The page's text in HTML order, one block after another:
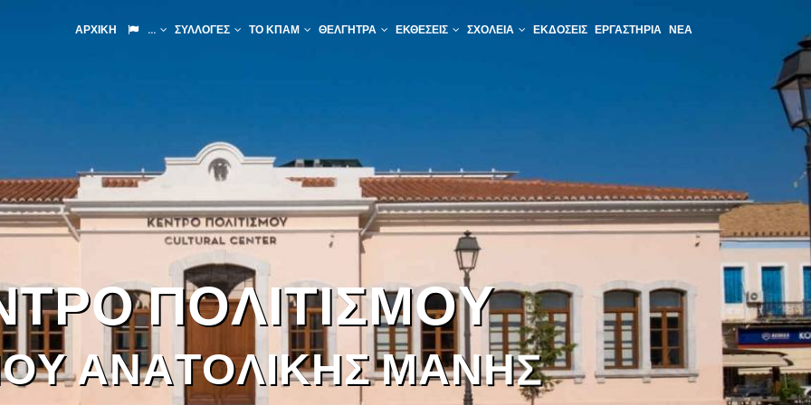
ΑΡΧΙΚΉ ... ΣΥΛΛΟΓΈΣ ΤΟ ΚΠΑΜ ΘΈΛΓΗΤΡΑ ΕΚΘΈΣΕΙΣ ΣΧΟΛΕΊΑ ΕΚΔΌΣΕΙΣ ΕΡΓΑΣΤΉΡΙΑ ΝΈΑ
ΤΡΟΠΟΛΙΤΙΣΜΟΥ
ΟΥΑΝΑΤΟΛΙΚΗΣΜΑΝΗΣ